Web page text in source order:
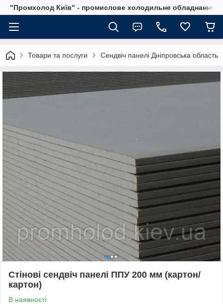
"Промхолод Київ" - промислове холодильне обладнання.
Товари та послуги Сендвіч панелі Дніпровська область
Стінові сендвіч панелі ППУ 200 мм (картон/
картон)
В наявності